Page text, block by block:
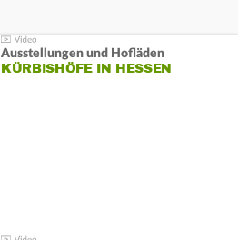
Ausstellungen und Hofläden
KÜRBISHÖFE IN HESSEN